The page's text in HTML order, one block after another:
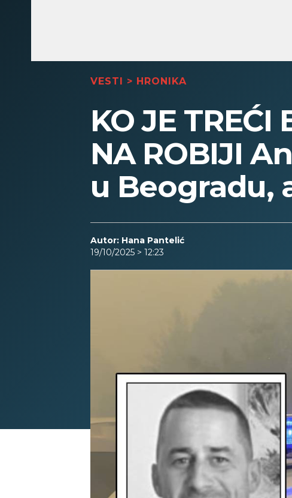
VESTI > HRONIKA
KO JE TREĆI
NA ROBIJI
u Beogradu,
Autor: Hana Pantelić
19/10/2025 > 12:23